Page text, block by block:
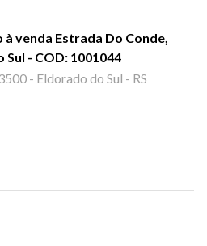
venda Estrada Do Conde,
Sul - COD: 1001044
- Eldorado do Sul - RS